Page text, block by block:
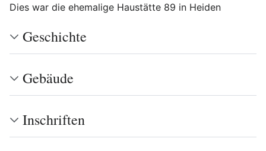
Dies war die ehemalige Haustätte 89 in Heiden
Geschichte
Gebäude
Inschriften